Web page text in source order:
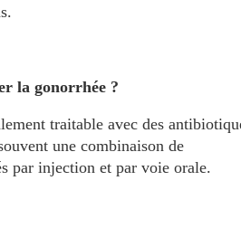
la gonorrhée ?
traitable avec des
une combinaison de
par injection et par voie orale.